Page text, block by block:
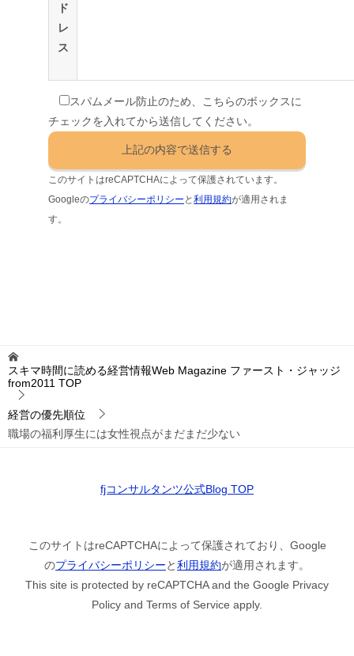
ド
レ
ス
スパムメール防止のため、こちらのボックスに
チェックを入れてから送信してください。
このサイトはreCAPTCHAによって保護されています。
Googleのプライバシーポリシー と利用規約が適用されま
す。
スキマ時間に読める経営情報Web Magazine ファースト・ジャッジ
from2011 TOP
経営の優先順位
職場の福利厚生には女性視点がまだまだ少ない
fjコンサルタンツ公式Blog TOP
このサイトはreCAPTCHAによって保護されており、Google
のプライバシーポリシーと利用規約が適用されます。
This site is protected by reCAPTCHA and the Google Privacy
Policy and Terms of Service apply.